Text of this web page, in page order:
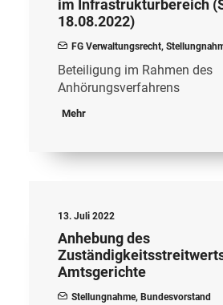
im Infrastrukturbereich
18.08.2022)
FG Verwaltungsrecht,
Beteiligung im Rahmen des
Anhörungsverfahrens
Mehr
13. Juli 2022
Anhebung des
Amtsgerichte
Stellungnahme, Bundesvorstand